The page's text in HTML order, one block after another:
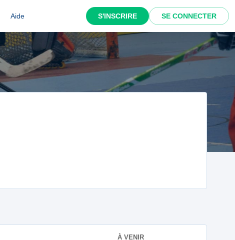
Aide S'INSCRIRE SE CONNECTER
À VENIR